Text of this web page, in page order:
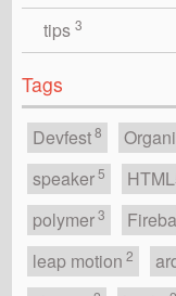
tips 3
Tags
Devfest 8
speaker 5
polymer 3
leap motion 2